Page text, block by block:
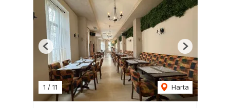
1 / 11 Harta
Previous Next